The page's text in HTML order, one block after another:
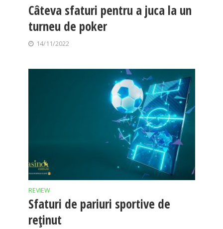
Câteva sfaturi pentru a juca la un
turneu de poker
14/11/2022
REVIEW
Sfaturi de pariuri sportive de
reținut